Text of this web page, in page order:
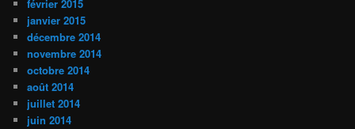
février 2015
janvier 2015
décembre 2014
novembre 2014
octobre 2014
août 2014
juillet 2014
juin 2014